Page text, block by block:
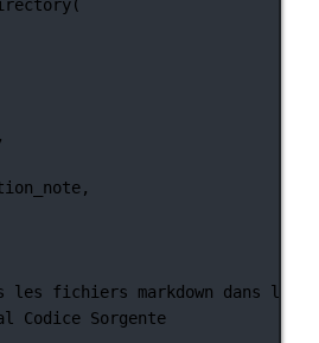
(
les fichiers markdown dans le
Codice Sorgente